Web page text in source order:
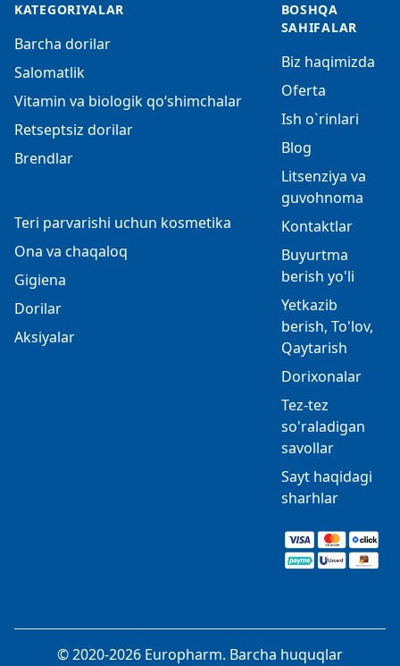
KATEGORIYALAR
Barcha dorilar
Salomatlik
Vitamin va biologik qo‘shimchalar
Retseptsiz dorilar
Brendlar
Teri parvarishi uchun kosmetika
Ona va chaqaloq
Gigiena
Dorilar
Aksiyalar
BOSHQA
SAHIFALAR
Biz haqimizda
Oferta
Ish o`rinlari
Blog
Litsenziya va
guvohnoma
Kontaktlar
Buyurtma
berish yo'li
Yetkazib
berish, To'lov,
Qaytarish
Dorixonalar
Tez-tez
so'raladigan
savollar
Sayt haqidagi
sharhlar
© 2020-2026 Europharm. Barcha huquqlar